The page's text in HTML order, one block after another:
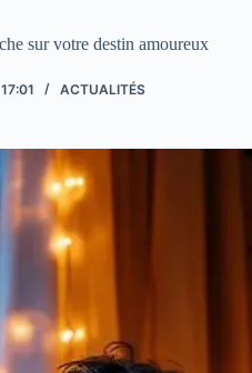
sur votre destin amoureux
ACTUALITÉS